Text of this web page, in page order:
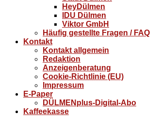
HeyDülmen
IDU Dülmen
Viktor GmbH
Häufig gestellte Fragen / FAQ
Kontakt
Kontakt allgemein
Redaktion
Anzeigenberatung
Cookie-Richtlinie (EU)
Impressum
E-Paper
DÜLMENplus-Digital-Abo
Kaffeekasse